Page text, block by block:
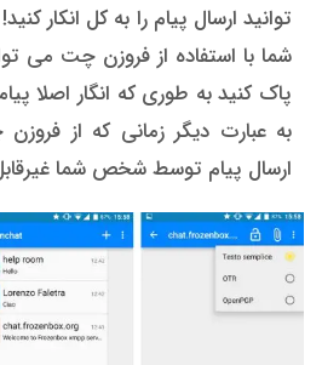
توانید ارسال پیام را به کل انکار
شما با استفاده از فروزن چت می
پاک کنید به طوری که انگار اصلا
به عبارت دیگر زمانی که از
ارسال پیام توسط شخص شما